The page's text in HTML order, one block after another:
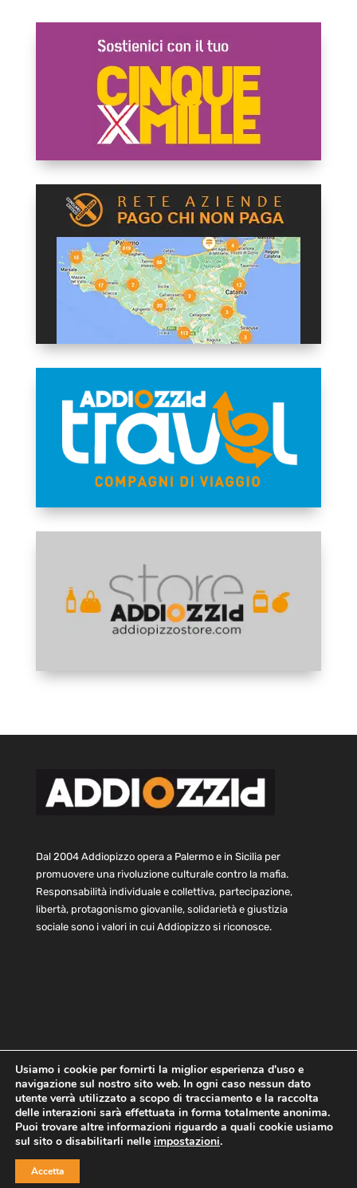
Dal 2004 Addiopizzo opera a Palermo e in Sicilia per
promuovere una rivoluzione culturale contro la mafia.
Responsabilità individuale e collettiva, partecipazione,
libertà, protagonismo giovanile, solidarietà e giustizia
sociale sono i valori in cui Addiopizzo si riconosce.
Home Statuto e bilancio
Contatti
Privacy
Cookie Child Protection Policy
Copyright © 2021 AddioPizzo | Tutti i diritti riservati | Sede
Usiamo i cookie per fornirti la miglior esperienza d'uso e
navigazione sul nostro sito web. In ogni caso nessun dato
utente verrà utilizzato a scopo di tracciamento e la raccolta
delle interazioni sarà effettuata in forma totalmente anonima.
Puoi trovare altre informazioni riguardo a quali cookie usiamo
sul sito o disabilitarli nelle impostazioni.
Accetta